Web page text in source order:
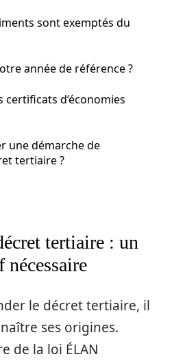
sont exemptés du
année de référence ?
d’économies
une démarche de
tertiaire ?
tertiaire : un
le décret tertiaire, il
ses origines.
de la loi ÉLAN